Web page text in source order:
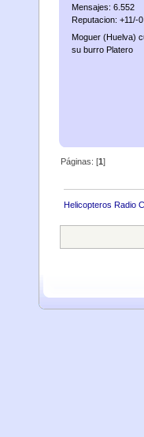
Mensajes: 6.552
Reputacion: +11/-0
Moguer (Huelva)
su burro Platero
Páginas: [1]
Helicopteros Radio